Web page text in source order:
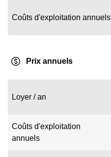
Coûts d'exploitation annuels
Prix annuels
Loyer / an
Coûts d'exploitation
annuels